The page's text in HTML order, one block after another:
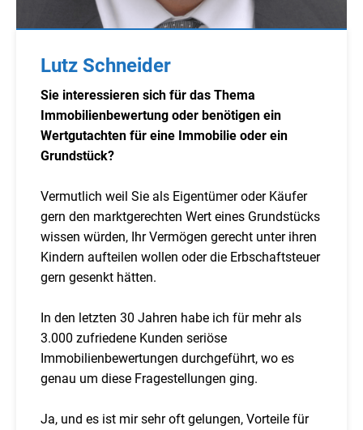
Lutz Schneider
Sie interessieren sich für das Thema
Immobilienbewertung oder benötigen ein
Wertgutachten für eine Immobilie oder ein
Grundstück?
Vermutlich weil Sie als Eigentümer oder Käufer
gern den marktgerechten Wert eines Grundstücks
wissen würden, Ihr Vermögen gerecht unter ihren
Kindern aufteilen wollen oder die Erbschaftsteuer
gern gesenkt hätten.
In den letzten 30 Jahren habe ich für mehr als
3.000 zufriedene Kunden seriöse
Immobilienbewertungen durchgeführt, wo es
genau um diese Fragestellungen ging.
Ja, und es ist mir sehr oft gelungen, Vorteile für